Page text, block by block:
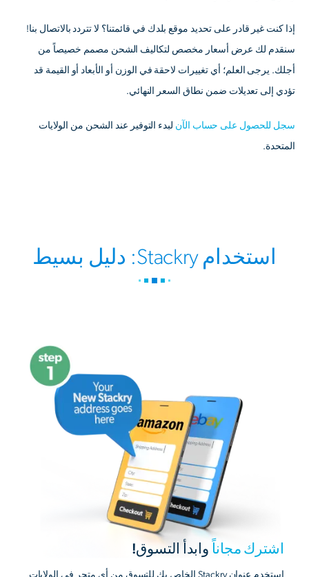
إذا كنت غير قادر على تحديد موقع بلدك في قائمتنا؟ لا تتردد بالاتصال بنا!
سنقدم لك عرض أسعار مخصص لتكاليف الشحن مصمم خصيصاً من
أجلك. يرجى العلم؛ أي تغييرات لاحقة في الوزن أو الأبعاد أو القيمة قد
تؤدي إلى تعديلات ضمن نطاق السعر النهائي.
سجل للحصول على حساب الآن لبدء التوفير عند الشحن من الولايات
المتحدة.
استخدام Stackry: دليل بسيط
اشترك مجاناً وابدأ التسوق!
استخدم عنوان Stackry الخاص بك للتسوق من أي متجر في الولايات